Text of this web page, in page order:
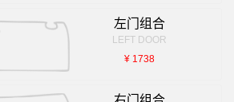
左门组合
LEFT DOOR
¥ 1738